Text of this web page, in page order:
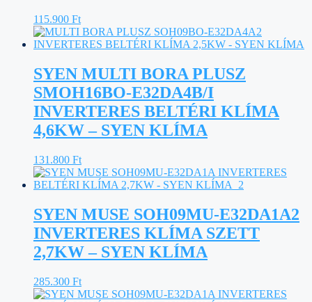
115.900 Ft
SYEN MULTI BORA PLUSZ
SMOH16BO-E32DA4B/I
INVERTERES BELTÉRI KLÍMA
4,6KW – SYEN KLÍMA
131.800 Ft
SYEN MUSE SOH09MU-E32DA1A2
INVERTERES KLÍMA SZETT
2,7KW – SYEN KLÍMA
285.300 Ft